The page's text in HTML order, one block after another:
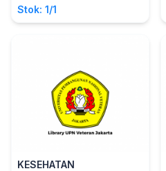
Stok: 1/1
KESEHATAN